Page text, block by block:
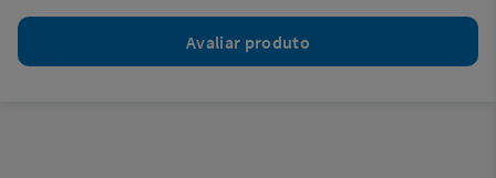
Avaliar produto